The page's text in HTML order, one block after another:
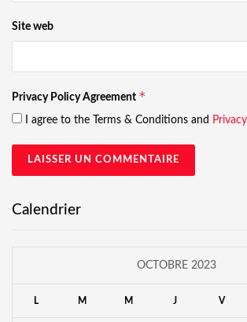
Site web
Privacy Policy Agreement *
I agree to the Terms & Conditions and
Calendrier
OCTOBRE 2023
L M M J V